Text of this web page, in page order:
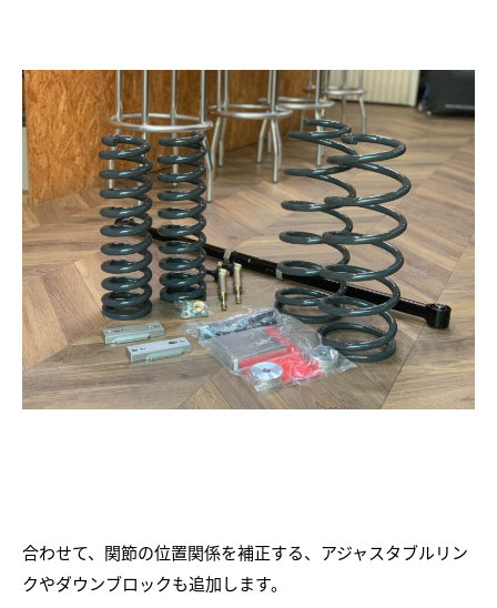
合わせて、関節の位置関係を補正する、アジャスタブルリン
クやダウンブロックも追加します。